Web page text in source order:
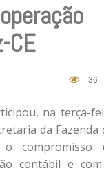
CE
36
na terça-
da Fazenda
o compromisso
contábil e